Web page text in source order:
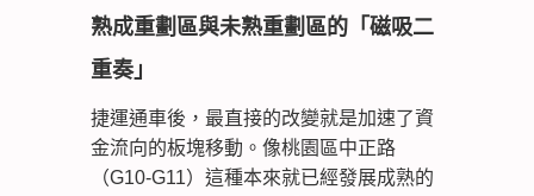
熟成重劃區與未熟重劃區的「磁吸二
重奏」
捷運通車後，最直接的改變就是加速了資
金流向的板塊移動。像桃園區中正路
（G10-G11）這種本來就已經發展成熟的